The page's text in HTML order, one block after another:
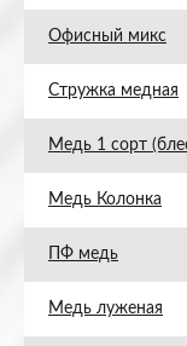
Офисный микс
Стружка медная
Медь 1 сорт
Медь Колонка
ПФ медь
Медь луженая